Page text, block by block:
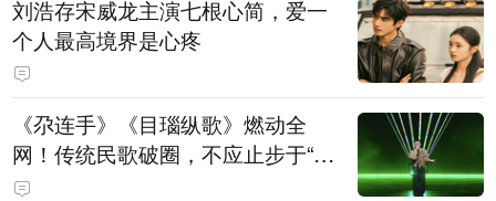
刘浩存宋威龙主演七根心简，爱一
个人最高境界是心疼
《尕连手》《目瑙纵歌》燃动全
网！传统民歌破圈，不应止步于“上
头”